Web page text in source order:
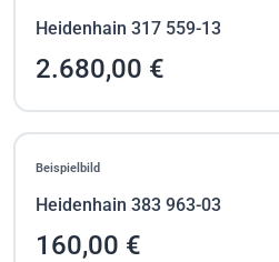
Heidenhain 317 559-13
2.680,00 €
Beispielbild
Heidenhain 383 963-03
160,00 €